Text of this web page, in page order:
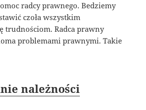
radcy prawnego. Bedziemy
czoła wszystkim
trudnościom. Radca prawny
problemami prawnymi. Takie
należności